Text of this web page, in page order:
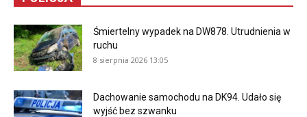
Śmiertelny wypadek na DW878. Utrudnienia w
ruchu
8 sierpnia 2026 13:05
Dachowanie samochodu na DK94. Udało się
wyjść bez szwanku